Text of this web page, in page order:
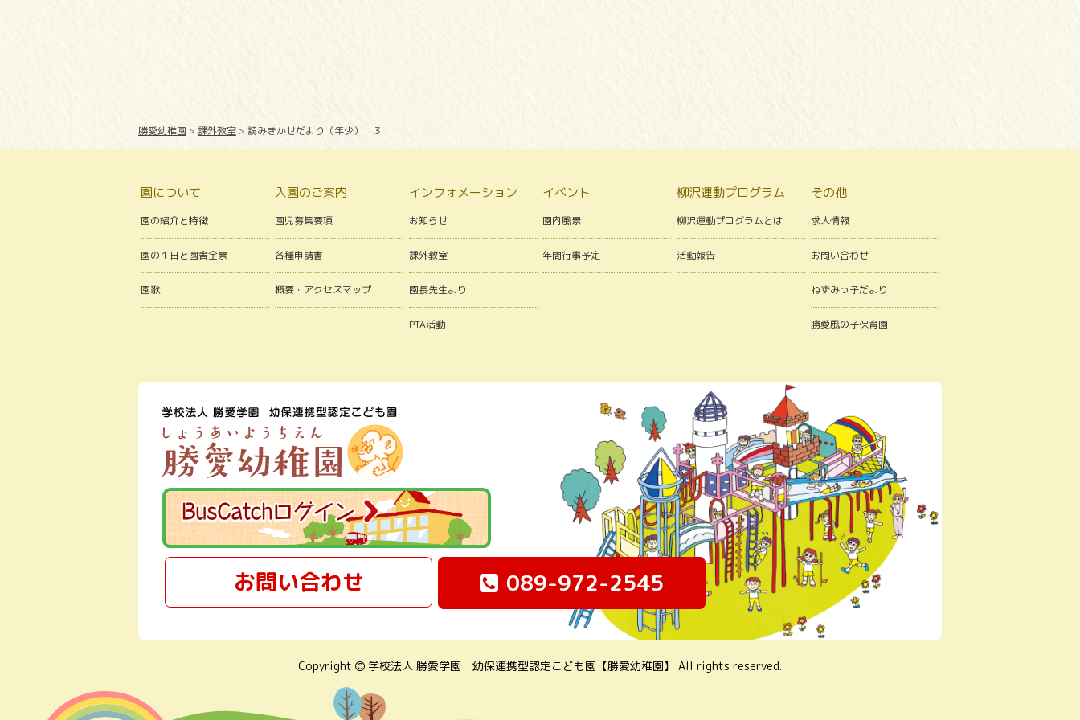
勝愛幼稚園 > 課外教室 > 読みきかせだより（年少） ３
園について
園の紹介と特徴
園の１日と園舎全景
園歌
入園のご案内
園児募集要項
各種申請書
概要・アクセスマップ
インフォメーション
お知らせ
課外教室
園長先生より
PTA活動
イベント
園内風景
年間行事予定
柳沢運動プログラム
柳沢運動プログラムとは
活動報告
その他
求人情報
お問い合わせ
ねずみっ子だより
勝愛風の子保育園
お問い合わせ 089-972-2545
Copyright 学校法人 勝愛学園 幼保連携型認定こども園【勝愛幼稚園】 All rights reserved.